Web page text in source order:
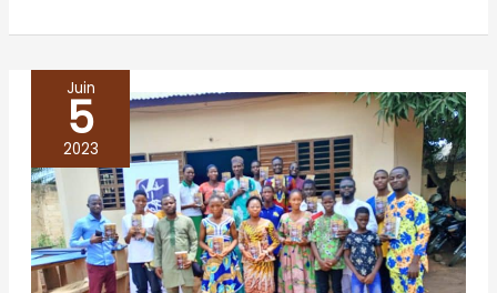
Juin
5
2023
BÉNIN/
Abomey-
Calavi